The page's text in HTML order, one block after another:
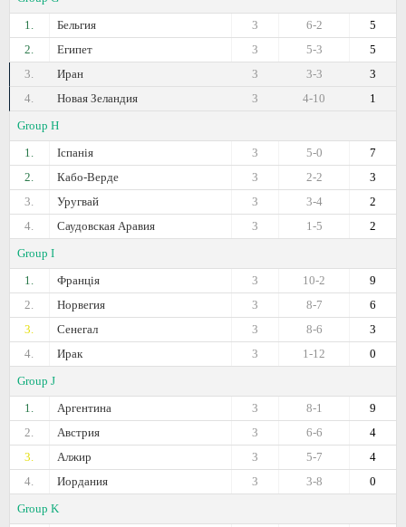
1.
Бельгия 5
6-2
3
2.
Египет 5
5-3
3
3.
Иран 3
3-3
3
4.
Новая Зеландия 1
4-10
3
Group H
1.
Іспанія 7
5-0
3
2.
Кабо-Верде 3
2-2
3
3.
Уругвай 2
3-4
3
4.
Саудовская Аравия 2
1-5
3
Group I
1.
Франція 9
10-2
3
2.
Норвегия 6
8-7
3
3.
Сенегал 3
8-6
3
4.
Ирак 0
1-12
3
Group J
1.
Аргентина 9
8-1
3
2.
Австрия 4
6-6
3
3.
Алжир 4
5-7
3
4.
Иордания 0
3-8
3
Group K